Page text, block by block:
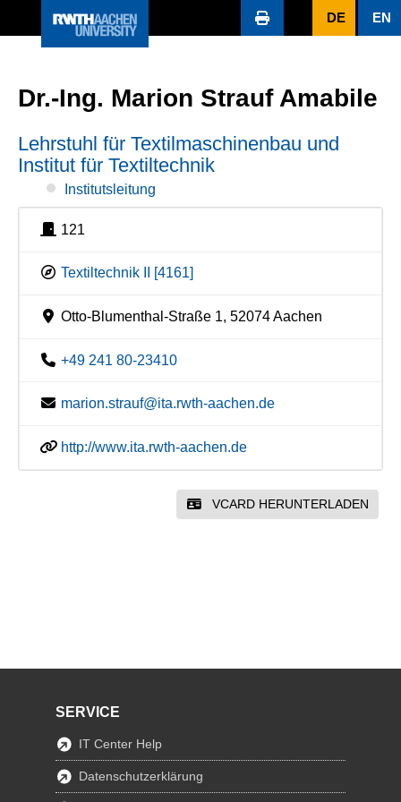
DE EN
Dr.-Ing. Marion Strauf Amabile
Lehrstuhl für Textilmaschinenbau und
Institut für Textiltechnik
Institutsleitung
121
Textiltechnik II [4161]
Otto-Blumenthal-Straße 1, 52074 Aachen
+49 241 80-23410
marion.strauf@ita.rwth-aachen.de
http://www.ita.rwth-aachen.de
VCARD HERUNTERLADEN
SERVICE
IT Center Help
Datenschutzerklärung